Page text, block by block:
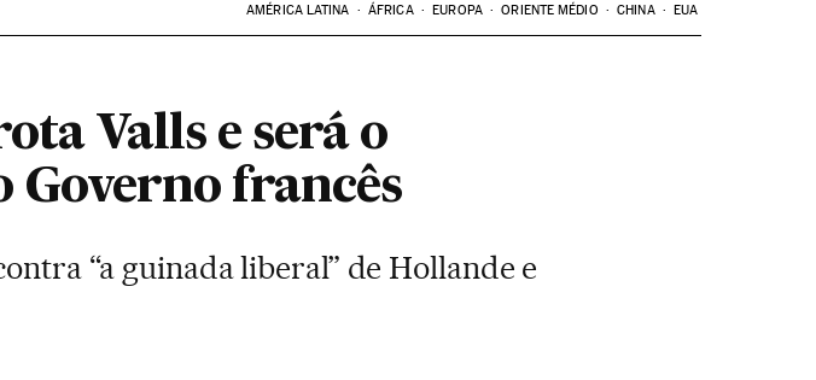
AMÉRICA LATINA ÁFRICA EUROPA ORIENTE MÉDIO CHINA EUA
Valls e será o
Governo francês
“a guinada liberal” de Hollande e